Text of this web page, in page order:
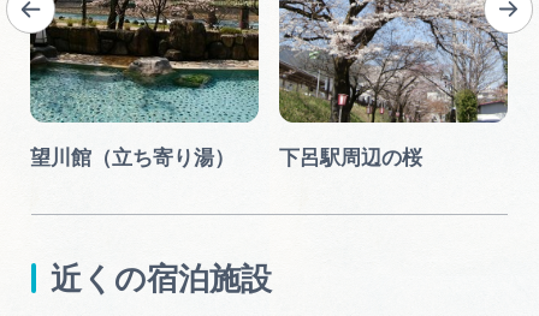
望川館（立ち寄り湯） 下呂駅周辺の桜
近くの宿泊施設